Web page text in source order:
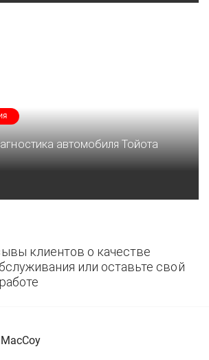
автомобиля Тойота
клиентов о качестве
или оставьте свой